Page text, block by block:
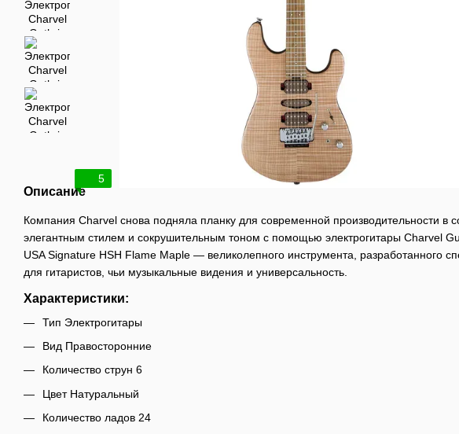
5
Описание
Компания Charvel снова подняла планку для современной производительности в
элегантным стилем и сокрушительным тоном с помощью электрогитары Charvel
USA Signature HSH Flame Maple — великолепного инструмента, разработанного
для гитаристов, чьи музыкальные видения и универсальность.
Характеристики:
Тип Электрогитары
Вид Правосторонние
Количество струн 6
Цвет Натуральный
Количество ладов 24